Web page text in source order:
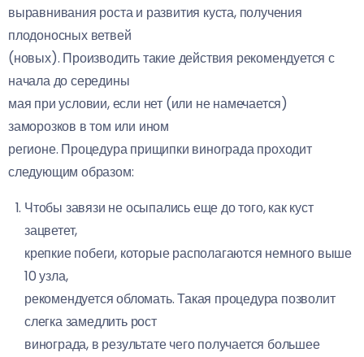
выравнивания роста и развития куста, получения
плодоносных ветвей
(новых). Производить такие действия рекомендуется с
начала до середины
мая при условии, если нет (или не намечается)
заморозков в том или ином
регионе. Процедура прищипки винограда проходит
следующим образом:
Чтобы завязи не осыпались еще до того, как куст
зацветет,
крепкие побеги, которые располагаются немного выше
10 узла,
рекомендуется обломать. Такая процедура позволит
слегка замедлить рост
винограда, в результате чего получается большее